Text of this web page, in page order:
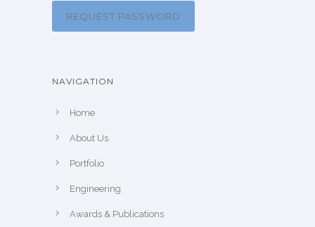
REQUEST PASSWORD
NAVIGATION
Home
About Us
Portfolio
Engineering
Awards & Publications